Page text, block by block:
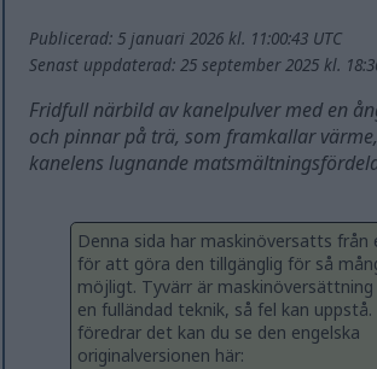
Publicerad: 5 januari 2026 kl. 11:00:43 UTC
Senast uppdaterad: 25 september 2025 kl.
Fridfull närbild av kanelpulver med en
och pinnar på trä, som framkallar
kanelens lugnande
Denna sida har maskinöversatts från
för att göra den tillgänglig för så
möjligt. Tyvärr är
en fulländad teknik, så fel kan uppstå.
föredrar det kan du se den engelska
originalversionen här: